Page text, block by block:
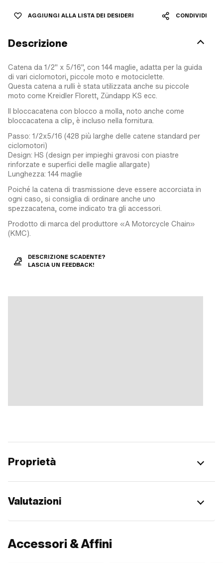
AGGIUNGI ALLA LISTA DEI DESIDERI CONDIVIDI
Descrizione
Catena da 1/2" x 5/16", con 144 maglie, adatta per la guida
di vari ciclomotori, piccole moto e motociclette.
Questa catena a rulli è stata utilizzata anche su piccole
moto come Kreidler Florett, Zündapp KS ecc.
Il bloccacatena con blocco a molla, noto anche come
bloccacatena a clip, è incluso nella fornitura.
Passo: 1/2x5/16 (428 più larghe delle catene standard per
ciclomotori)
Design: HS (design per impieghi gravosi con piastre
rinforzate e superfici delle maglie allargate)
Lunghezza: 144 maglie
Poiché la catena di trasmissione deve essere accorciata in
ogni caso, si consiglia di ordinare anche uno
spezzacatena, come indicato tra gli accessori.
Prodotto di marca del produttore «A Motorcycle Chain»
(KMC).
DESCRIZIONE SCADENTE?
LASCIA UN FEEDBACK!
Proprietà
Valutazioni
Accessori & Affini